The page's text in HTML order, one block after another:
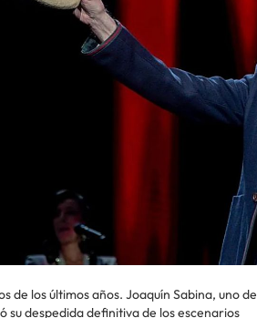
de los últimos años. Joaquín Sabina, uno de
su despedida definitiva de los escenarios